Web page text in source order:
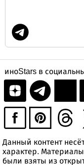
иноStars в
Данный контент
характер.
были взяты из